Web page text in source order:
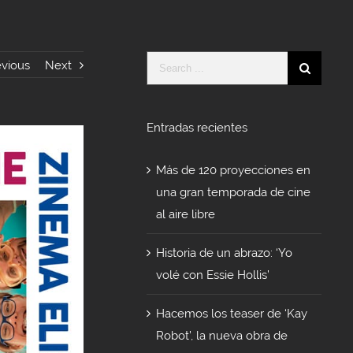
Next
Search
for:
Entradas recientes
Más de 120 proyecciones en
una gran temporada de cine
al aire libre
Historia de un abrazo: ‘Yo
volé con Essie Hollis’
Hacemos los teaser de ‘Kay
Robot’, la nueva obra de